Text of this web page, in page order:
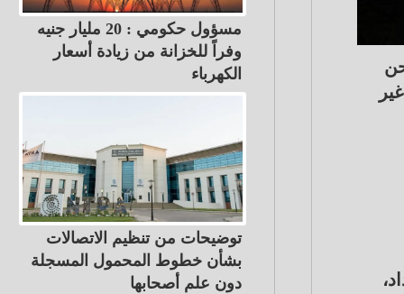
مسؤول حكومي : 20 مليار جنيه
وفراً للخزانة من زيادة أسعار
الكهرباء
توضيحات من تنظيم الاتصالات
بشأن خطوط المحمول المسجلة
دون علم أصحابها